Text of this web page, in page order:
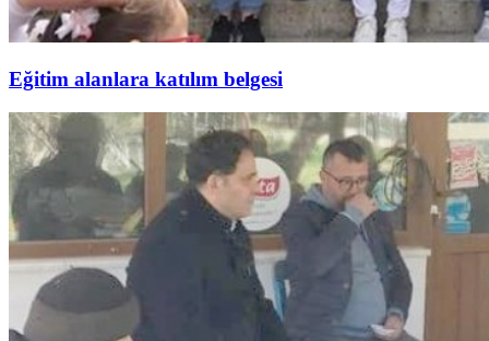
Eğitim alanlara katılım belgesi